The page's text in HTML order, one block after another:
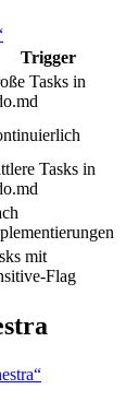
Trigger
Tasks in
Tasks in
mit
Flag